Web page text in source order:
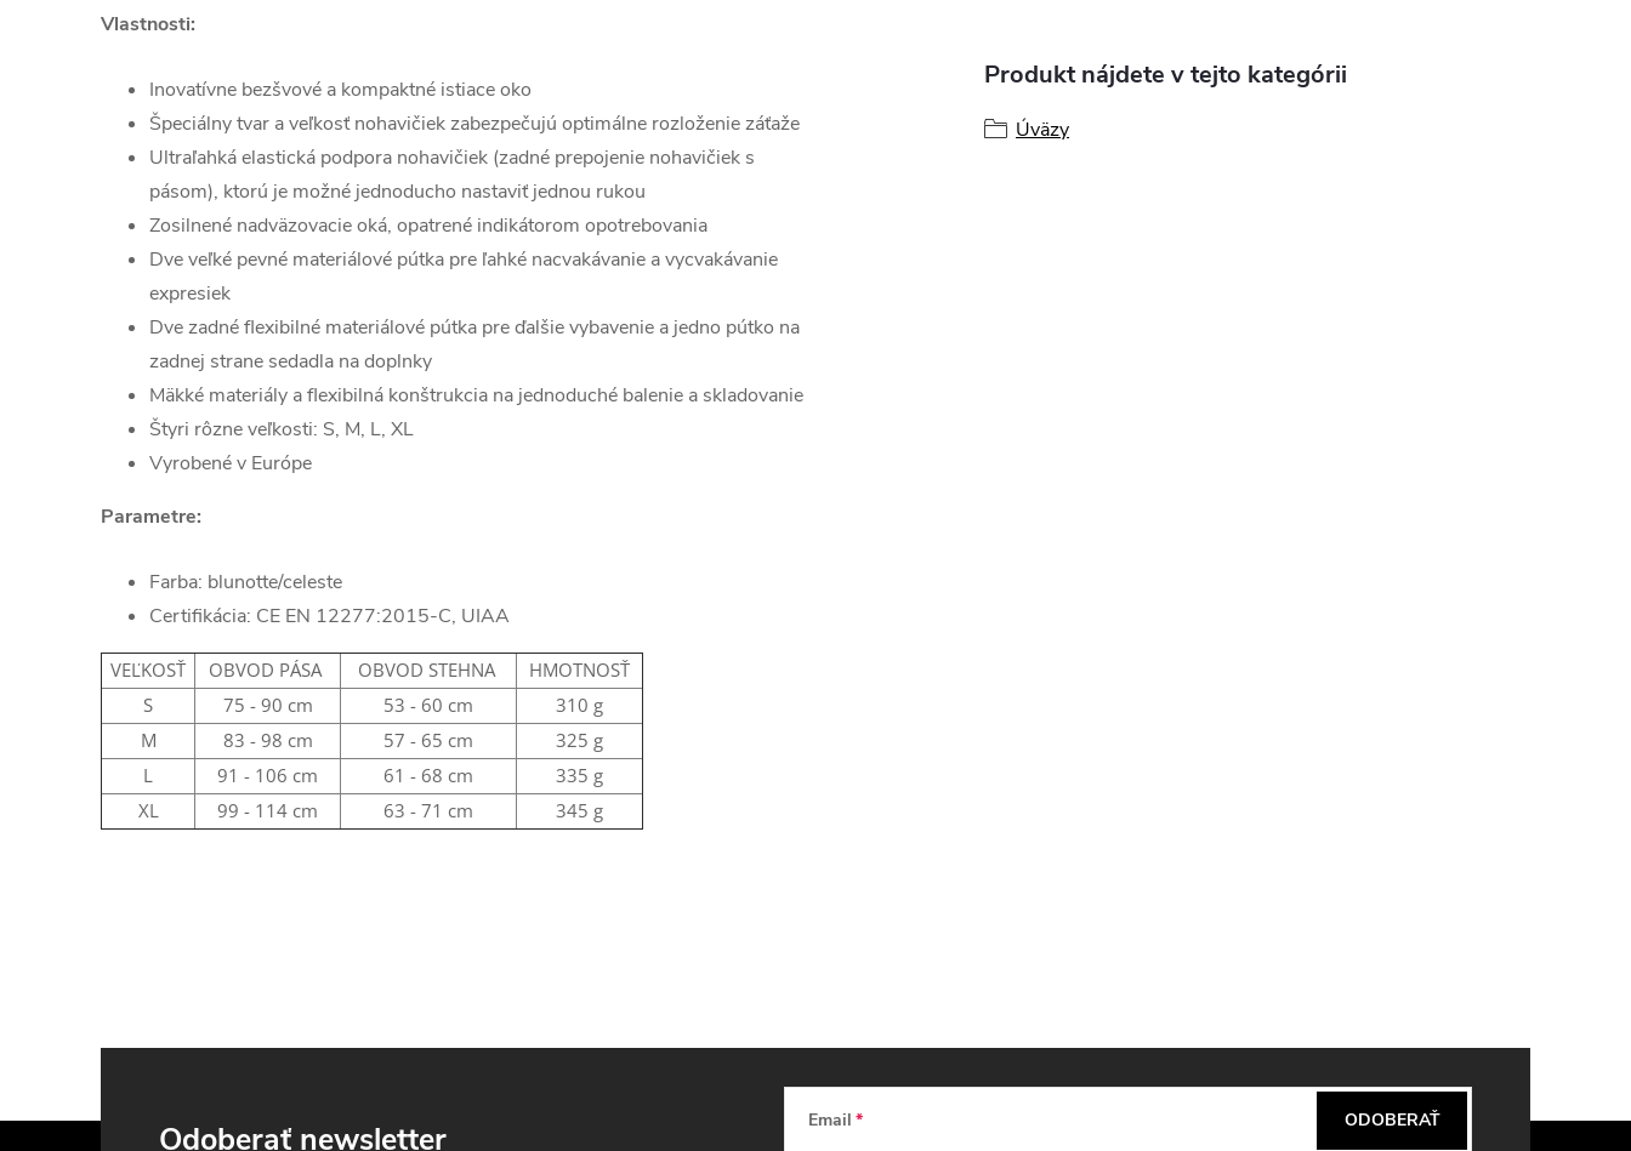
Vlastnosti:
Inovatívne bezšvové a kompaktné istiace oko
Špeciálny tvar a veľkosť nohavičiek zabezpečujú optimálne rozloženie záťaže
Ultraľahká elastická podpora nohavičiek (zadné prepojenie nohavičiek s
pásom), ktorú je možné jednoducho nastaviť jednou rukou
Zosilnené nadväzovacie oká, opatrené indikátorom opotrebovania
Dve veľké pevné materiálové pútka pre ľahké nacvakávanie a vycvakávanie
expresiek
Dve zadné flexibilné materiálové pútka pre ďalšie vybavenie a jedno pútko na
zadnej strane sedadla na doplnky
Mäkké materiály a flexibilná konštrukcia na jednoduché balenie a skladovanie
Štyri rôzne veľkosti: S, M, L, XL
Vyrobené v Európe
Parametre:
Farba: blunotte/celeste
Certifikácia: CE EN 12277:2015-C, UIAA
VEĽKOSŤ OBVOD PÁSA OBVOD STEHNA
HMOTNOSŤ
S
75 - 90 cm 53 - 60 cm
310 g
M
83 - 98 cm 57 - 65 cm
325 g
L
91 - 106 cm 61 - 68 cm
335 g
XL
99 - 114 cm 63 - 71 cm 345 g
Produkt nájdete v tejto kategórii
Úväzy
Odoberať newsletter Email ODOBERAŤ